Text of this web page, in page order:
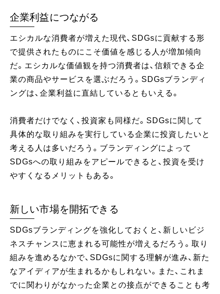
企業利益につながる
エシカルな消費者が増えた現代、SDGsに貢献する形
で提供されたものにこそ価値を感じる人が増加傾向
だ。エシカルな価値観を持つ消費者は、信頼できる企
業の商品やサービスを選ぶだろう。SDGsブランディ
ングは、企業利益に直結しているともいえる。
消費者だけでなく、投資家も同様だ。SDGsに関して
具体的な取り組みを実行している企業に投資したいと
考える人は多いだろう。ブランディングによって
SDGsへの取り組みをアピールできると、投資を受け
やすくなるメリットもある。
新しい市場を開拓できる
SDGsブランディングを強化しておくと、新しいビジ
ネスチャンスに恵まれる可能性が増えるだろう。取り
組みを進めるなかで、SDGsに関する理解が進み、新た
なアイディアが生まれるかもしれない。また、これま
でに関わりがなかった企業との接点ができることも考